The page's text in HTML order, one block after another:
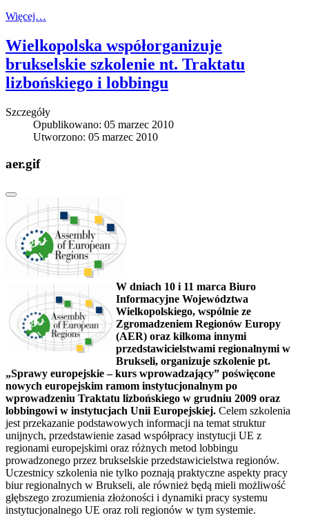
Więcej…
Wielkopolska współorganizuje
brukselskie szkolenie nt. Traktatu
lizbońskiego i lobbingu
Szczegóły
Opublikowano: 05 marzec 2010
Utworzono: 05 marzec 2010
aer.gif
W dniach 10 i 11 marca Biuro
Informacyjne Województwa
Wielkopolskiego, wspólnie ze
Zgromadzeniem Regionów Europy
(AER) oraz kilkoma innymi
przedstawicielstwami regionalnymi w
Brukseli, organizuje szkolenie pt.
„Sprawy europejskie – kurs wprowadzający” poświęcone
nowych europejskim ramom instytucjonalnym po
wprowadzeniu Traktatu lizbońskiego w grudniu 2009 oraz
lobbingowi w instytucjach Unii Europejskiej. Celem szkolenia
jest przekazanie podstawowych informacji na temat struktur
unijnych, przedstawienie zasad współpracy instytucji UE z
regionami europejskimi oraz różnych metod lobbingu
prowadzonego przez brukselskie przedstawicielstwa regionów.
Uczestnicy szkolenia nie tylko poznają praktyczne aspekty pracy
biur regionalnych w Brukseli, ale również będą mieli możliwość
głębszego zrozumienia złożoności i dynamiki pracy systemu
instytucjonalnego UE oraz roli regionów w tym systemie.